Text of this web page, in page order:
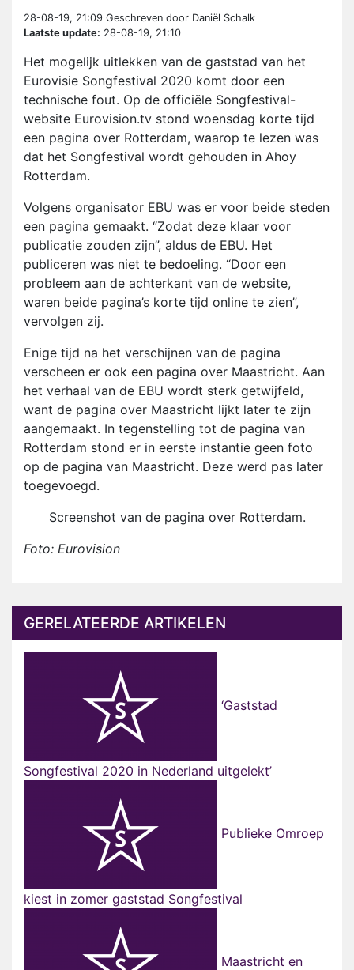
28-08-19, 21:09 Geschreven door Daniël Schalk
Laatste update: 28-08-19, 21:10
Het mogelijk uitlekken van de gaststad van het
Eurovisie Songfestival 2020 komt door een
technische fout. Op de officiële Songfestival-
website Eurovision.tv stond woensdag korte tijd
een pagina over Rotterdam, waarop te lezen was
dat het Songfestival wordt gehouden in Ahoy
Rotterdam.
Volgens organisator EBU was er voor beide steden
een pagina gemaakt. “Zodat deze klaar voor
publicatie zouden zijn”, aldus de EBU. Het
publiceren was niet te bedoeling. “Door een
probleem aan de achterkant van de website,
waren beide pagina’s korte tijd online te zien”,
vervolgen zij.
Enige tijd na het verschijnen van de pagina
verscheen er ook een pagina over Maastricht. Aan
het verhaal van de EBU wordt sterk getwijfeld,
want de pagina over Maastricht lijkt later te zijn
aangemaakt. In tegenstelling tot de pagina van
Rotterdam stond er in eerste instantie geen foto
op de pagina van Maastricht. Deze werd pas later
toegevoegd.
Screenshot van de pagina over Rotterdam.
Foto: Eurovision
GERELATEERDE ARTIKELEN
‘Gaststad
Songfestival 2020 in Nederland uitgelekt’
Publieke Omroep
kiest in zomer gaststad Songfestival
Maastricht en